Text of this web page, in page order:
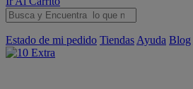
Estado de mi pedido Tiendas Ayuda Blog